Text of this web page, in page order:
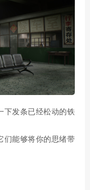
下发条已经松动的铁
们能够将你的思绪带